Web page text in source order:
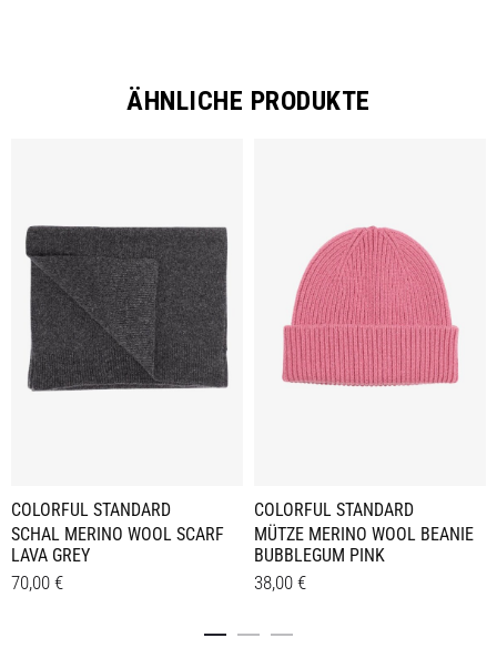
ÄHNLICHE PRODUKTE
COLORFUL STANDARD
SCHAL MERINO WOOL SCARF
LAVA GREY
70,00 €
COLORFUL STANDARD
MÜTZE MERINO WOOL BEANIE
BUBBLEGUM PINK
38,00 €